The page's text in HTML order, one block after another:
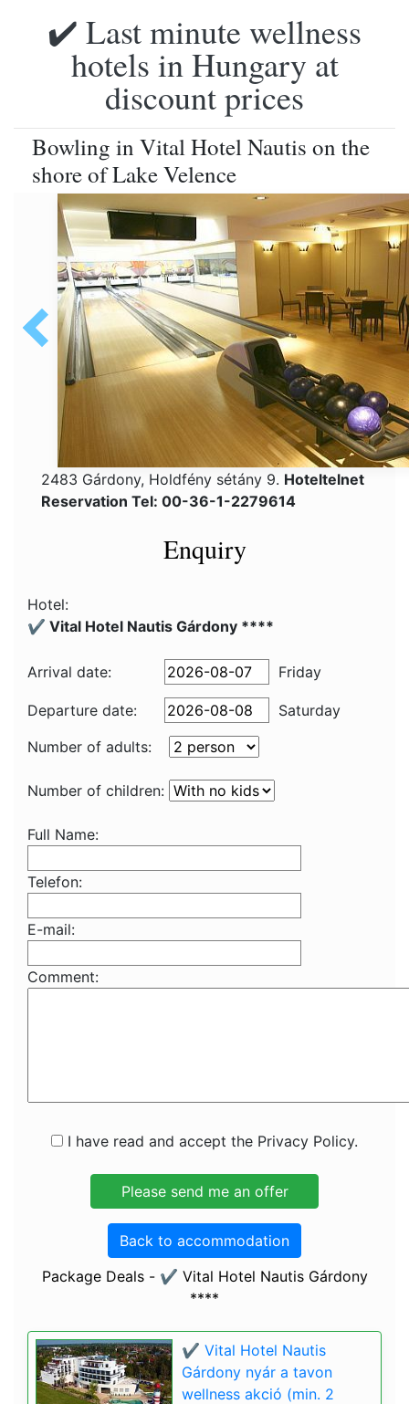
✔️ Last minute wellness
hotels in Hungary at
discount prices
Bowling in Vital Hotel Nautis on the
shore of Lake Velence
2483 Gárdony, Holdfény sétány 9. Hoteltelnet
Reservation Tel: 00-36-1-2279614
Enquiry
Hotel:
✔️ Vital Hotel Nautis Gárdony ****
Arrival date: Friday
Departure date:
Saturday
Number of adults:
Number of children:
Full Name:
Telefon:
E-mail:
Comment:
I have read and accept the Privacy Policy.
Back to accommodation
Package Deals - ✔️ Vital Hotel Nautis Gárdony
****
✔️ Vital Hotel Nautis
Gárdony nyár a tavon
wellness akció (min. 2